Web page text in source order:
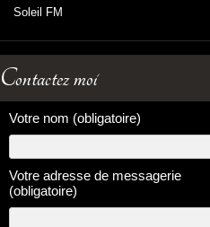
Soleil FM
Contactez moi
Votre nom (obligatoire)
Votre adresse de messagerie
(obligatoire)